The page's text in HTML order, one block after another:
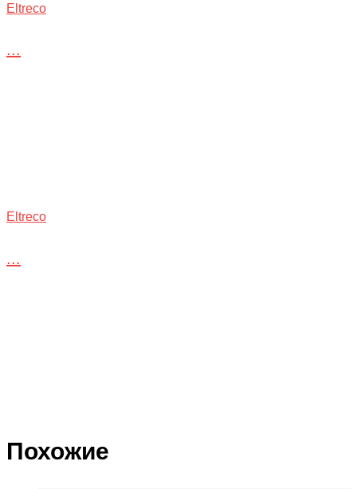
Eltreco
...
Eltreco
...
Похожие